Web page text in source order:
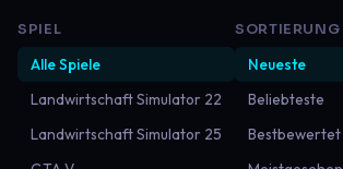
SPIEL
Alle Spiele
Landwirtschaft Simulator 22
Landwirtschaft Simulator 25
SORTIERUNG
Neueste
Beliebteste
Bestbewertet